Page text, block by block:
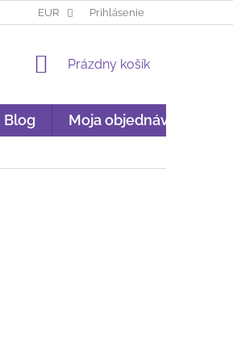
GARANCIA ORIGINALITY
EUR Prihlásenie
NÁKUPNÝ
Prázdny košík
Blog Moja objednávka